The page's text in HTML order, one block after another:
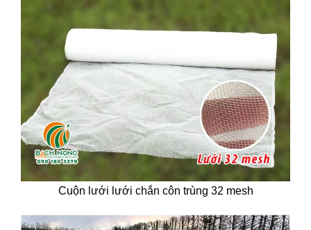
Cuộn lưới lưới chắn côn trùng 32 mesh